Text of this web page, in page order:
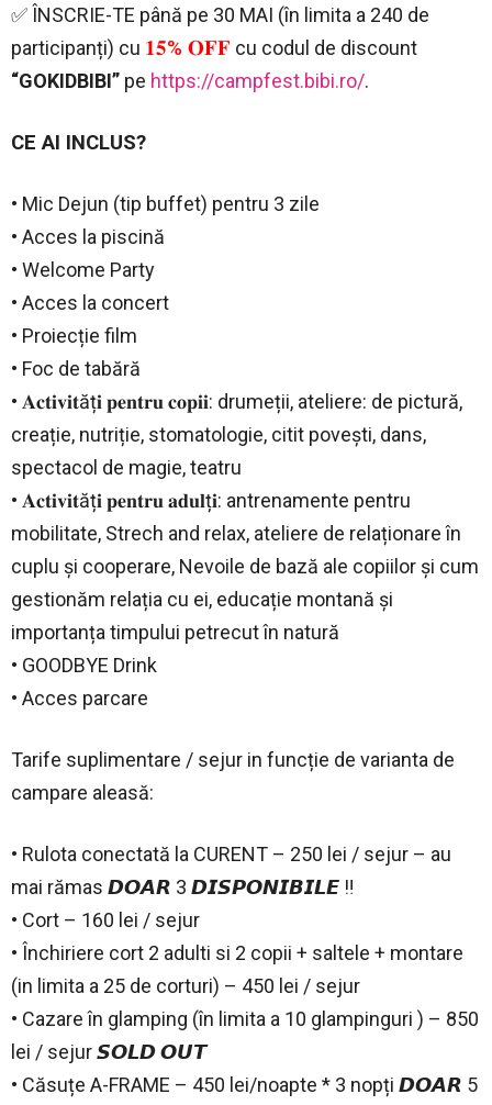
✅ ÎNSCRIE-TE până pe 30 MAI (în limita a 240 de
participanți) cu 𝟏𝟓% 𝐎𝐅𝐅 cu codul de discount
“GOKIDBIBI” pe https://campfest.bibi.ro/.
CE AI INCLUS?
• Mic Dejun (tip buffet) pentru 3 zile
• Acces la piscină
• Welcome Party
• Acces la concert
• Proiecție film
• Foc de tabără
• 𝐀𝐜𝐭𝐢𝐯𝐢𝐭ăț𝐢 𝐩𝐞𝐧𝐭𝐫𝐮 𝐜𝐨𝐩𝐢𝐢: drumeții, ateliere: de pictură,
creație, nutriție, stomatologie, citit povești, dans,
spectacol de magie, teatru
• 𝐀𝐜𝐭𝐢𝐯𝐢𝐭ăț𝐢 𝐩𝐞𝐧𝐭𝐫𝐮 𝐚𝐝𝐮𝐥ț𝐢: antrenamente pentru
mobilitate, Strech and relax, ateliere de relaționare în
cuplu și cooperare, Nevoile de bază ale copiilor și cum
gestionăm relația cu ei, educație montană și
importanța timpului petrecut în natură
• GOODBYE Drink
• Acces parcare
Tarife suplimentare / sejur in funcție de varianta de
campare aleasă:
• Rulota conectată la CURENT – 250 lei / sejur – au
mai rămas 𝘿𝙊𝘼𝙍 3 𝘿𝙄𝙎𝙋𝙊𝙉𝙄𝘽𝙄𝙇𝙀 ‼️
• Cort – 160 lei / sejur
• Închiriere cort 2 adulti si 2 copii + saltele + montare
(in limita a 25 de corturi) – 450 lei / sejur
• Cazare în glamping (în limita a 10 glampinguri ) – 850
lei / sejur 𝙎𝙊𝙇𝘿 𝙊𝙐𝙏
• Căsuțe A-FRAME – 450 lei/noapte * 3 nopți 𝘿𝙊𝘼𝙍 5